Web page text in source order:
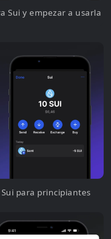
Sui y empezar a usarla
para principiantes